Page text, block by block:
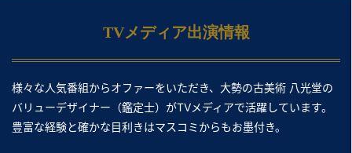
TVメディア出演情報
様々な人気番組からオファーをいただき、大勢の古美術 八光堂の
バリューデザイナー（鑑定士）がTVメディアで活躍しています。
豊富な経験と確かな目利きはマスコミからもお墨付き。